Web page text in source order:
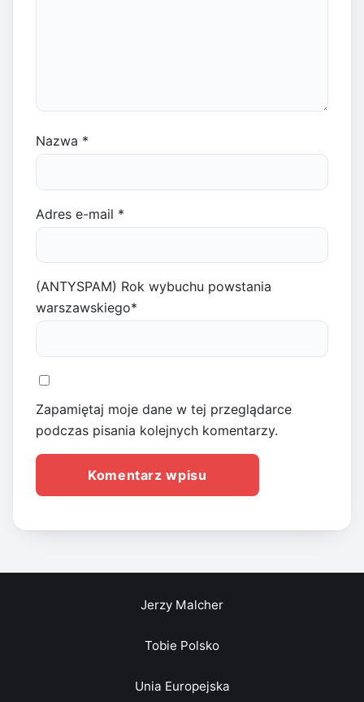
Nazwa *
Adres e-mail *
(ANTYSPAM) Rok wybuchu powstania
warszawskiego*
Zapamiętaj moje dane w tej przeglądarce
podczas pisania kolejnych komentarzy.
Jerzy Malcher
Tobie Polsko
Unia Europejska